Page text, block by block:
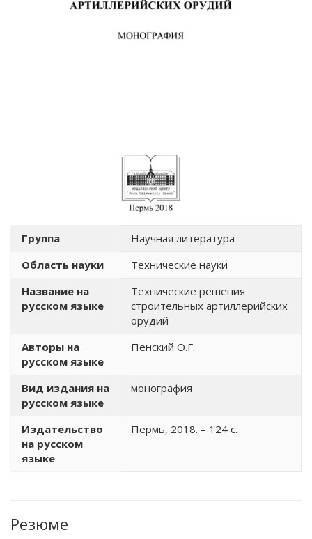
Группа
Научная литература
Область науки
Технические науки
Название на
русском языке
Технические решения
строительных артиллерийских
орудий
Авторы на
русском языке
Пенский О.Г.
Вид издания на
русском языке
монография
Издательство
на русском
языке
Пермь, 2018. – 124 с.
Резюме